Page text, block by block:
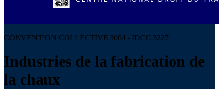
CONVENTION COLLECTIVE 3064 - IDCC 3227
Industries de la fabrication de
la chaux